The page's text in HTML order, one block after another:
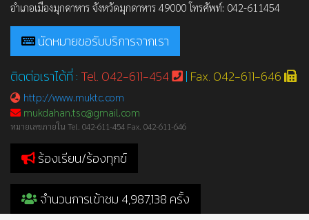
อำเภอเมืองมุกดาหาร จังหวัดมุกดาหาร 49000 โทรศัพท์: 042-611454
นัดหมายขอรับบริการจากเรา
ติดต่อเราได้ที่ : Tel. 042-611-454 | Fax. 042-611-646
http://www.muktc.com
mukdahan.tsc@gmail.com
หมายเลขภายใน Tel. 042-611-454 Fax. 042-611-646
ร้องเรียน/ร้องทุกข์
จำนวนการเข้าชม 4,987,138 ครั้ง